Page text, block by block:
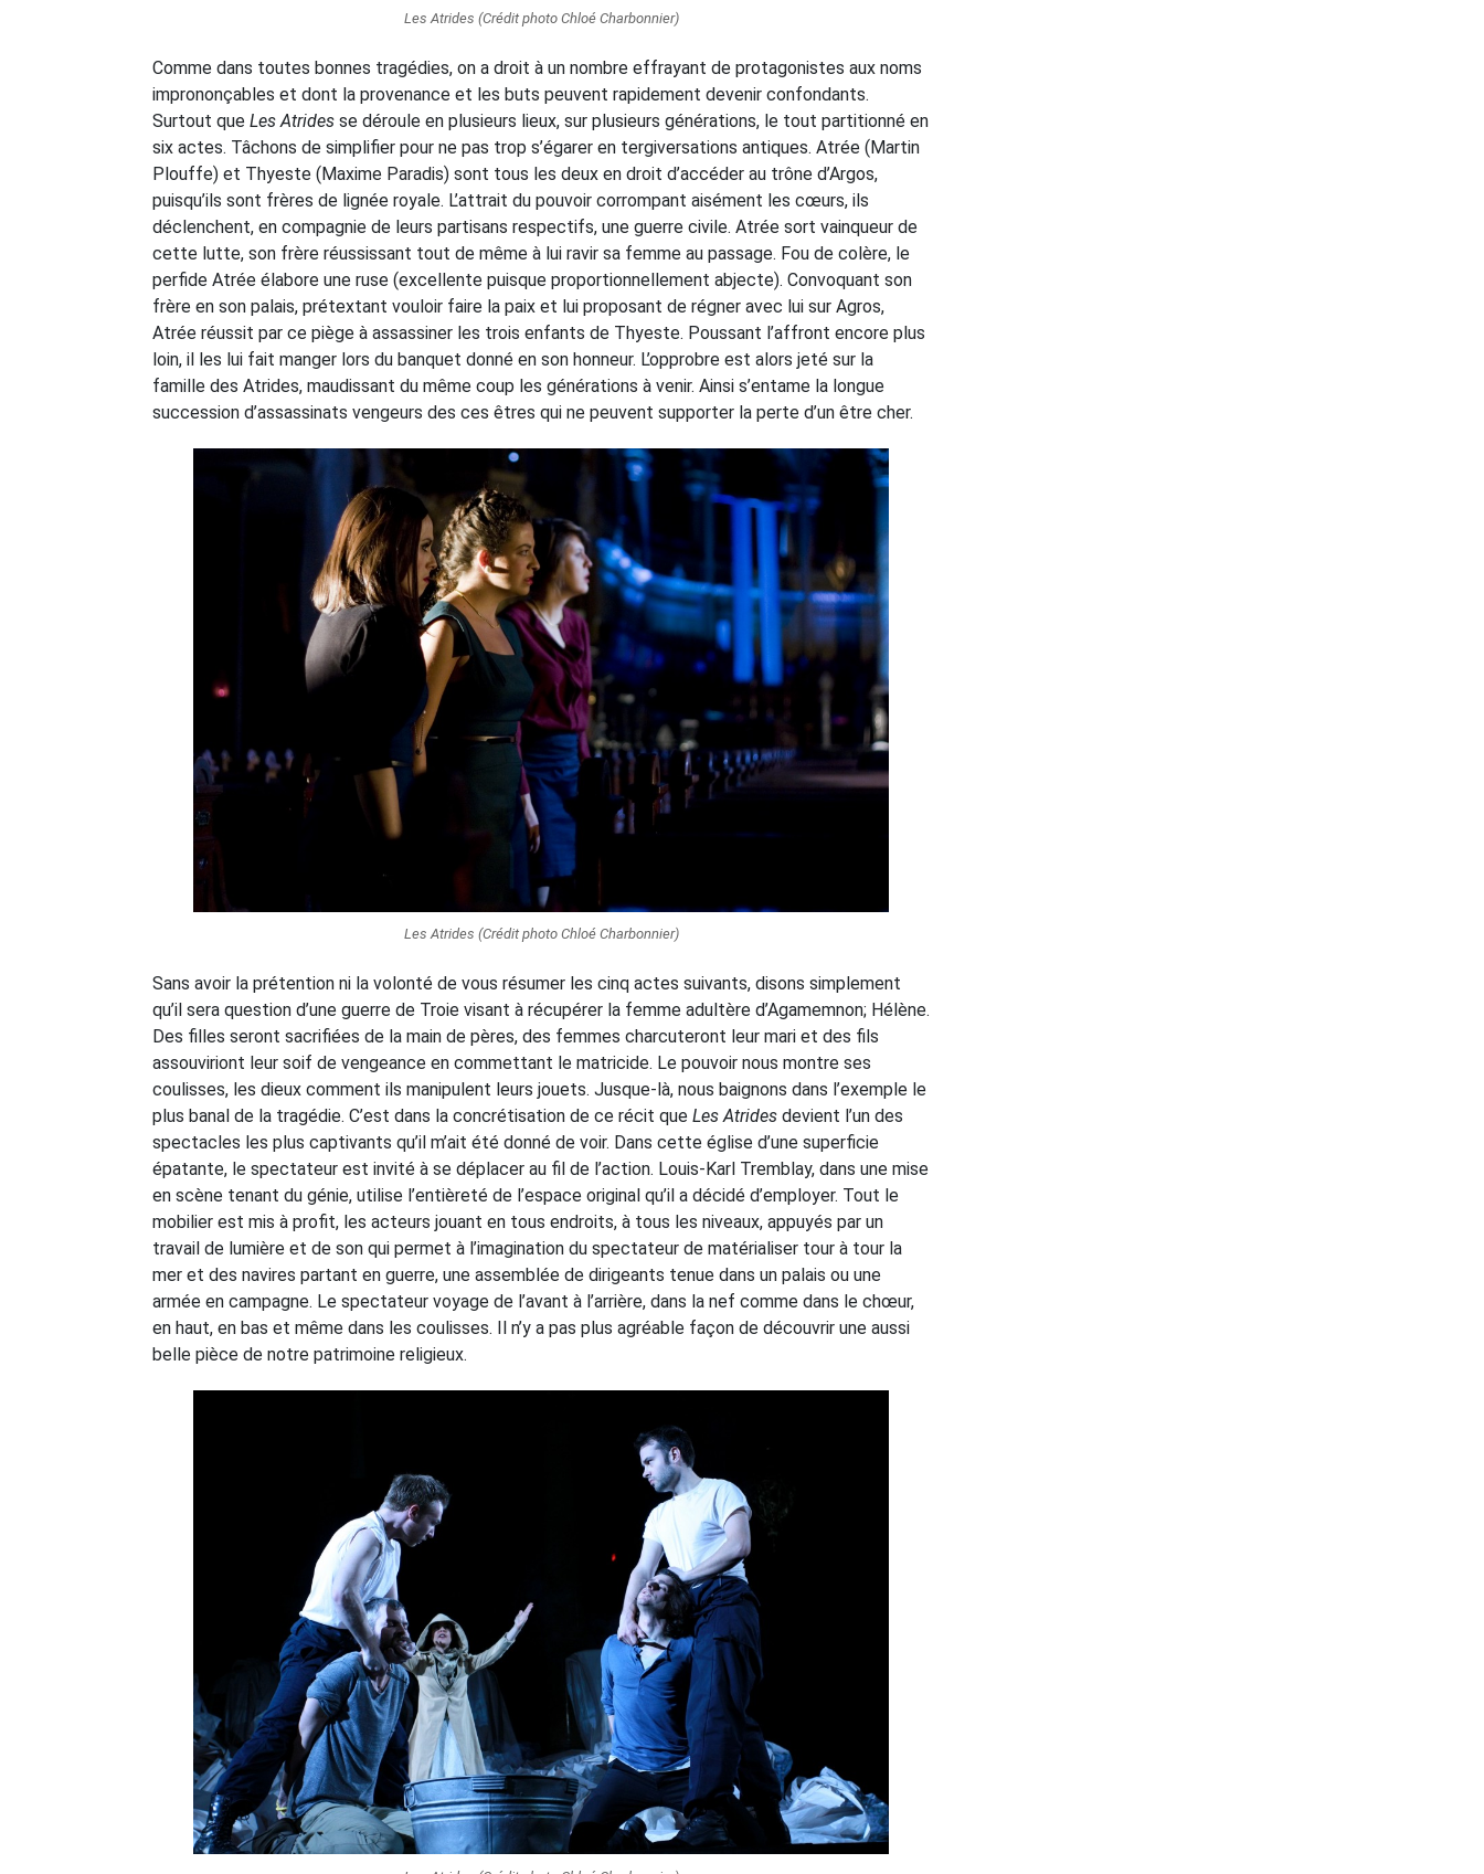
Les Atrides (Crédit photo Chloé Charbonnier)
Comme dans toutes bonnes tragédies, on a droit à un nombre effrayant de protagonistes aux noms
imprononçables et dont la provenance et les buts peuvent rapidement devenir confondants.
Surtout que Les Atrides se déroule en plusieurs lieux, sur plusieurs générations, le tout partitionné en
six actes. Tâchons de simplifier pour ne pas trop s’égarer en tergiversations antiques. Atrée (Martin
Plouffe) et Thyeste (Maxime Paradis) sont tous les deux en droit d’accéder au trône d’Argos,
puisqu’ils sont frères de lignée royale. L’attrait du pouvoir corrompant aisément les cœurs, ils
déclenchent, en compagnie de leurs partisans respectifs, une guerre civile. Atrée sort vainqueur de
cette lutte, son frère réussissant tout de même à lui ravir sa femme au passage. Fou de colère, le
perfide Atrée élabore une ruse (excellente puisque proportionnellement abjecte). Convoquant son
frère en son palais, prétextant vouloir faire la paix et lui proposant de régner avec lui sur Agros,
Atrée réussit par ce piège à assassiner les trois enfants de Thyeste. Poussant l’affront encore plus
loin, il les lui fait manger lors du banquet donné en son honneur. L’opprobre est alors jeté sur la
famille des Atrides, maudissant du même coup les générations à venir. Ainsi s’entame la longue
succession d’assassinats vengeurs des ces êtres qui ne peuvent supporter la perte d’un être cher.
Les Atrides (Crédit photo Chloé Charbonnier)
Sans avoir la prétention ni la volonté de vous résumer les cinq actes suivants, disons simplement
qu’il sera question d’une guerre de Troie visant à récupérer la femme adultère d’Agamemnon; Hélène.
Des filles seront sacrifiées de la main de pères, des femmes charcuteront leur mari et des fils
assouviriont leur soif de vengeance en commettant le matricide. Le pouvoir nous montre ses
coulisses, les dieux comment ils manipulent leurs jouets. Jusque-là, nous baignons dans l’exemple le
plus banal de la tragédie. C’est dans la concrétisation de ce récit que Les Atrides devient l’un des
spectacles les plus captivants qu’il m’ait été donné de voir. Dans cette église d’une superficie
épatante, le spectateur est invité à se déplacer au fil de l’action. Louis-Karl Tremblay, dans une mise
en scène tenant du génie, utilise l’entièreté de l’espace original qu’il a décidé d’employer. Tout le
mobilier est mis à profit, les acteurs jouant en tous endroits, à tous les niveaux, appuyés par un
travail de lumière et de son qui permet à l’imagination du spectateur de matérialiser tour à tour la
mer et des navires partant en guerre, une assemblée de dirigeants tenue dans un palais ou une
armée en campagne. Le spectateur voyage de l’avant à l’arrière, dans la nef comme dans le chœur,
en haut, en bas et même dans les coulisses. Il n’y a pas plus agréable façon de découvrir une aussi
belle pièce de notre patrimoine religieux.